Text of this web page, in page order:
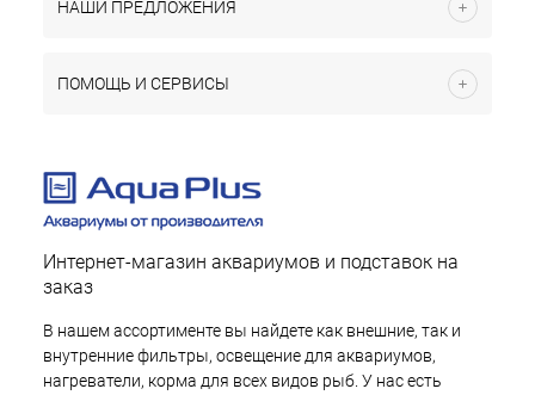
НАШИ ПРЕДЛОЖЕНИЯ
ПОМОЩЬ И СЕРВИСЫ
Интернет-магазин аквариумов и подставок на
заказ
В нашем ассортименте вы найдете как внешние, так и
внутренние фильтры, освещение для аквариумов,
нагреватели, корма для всех видов рыб. У нас есть